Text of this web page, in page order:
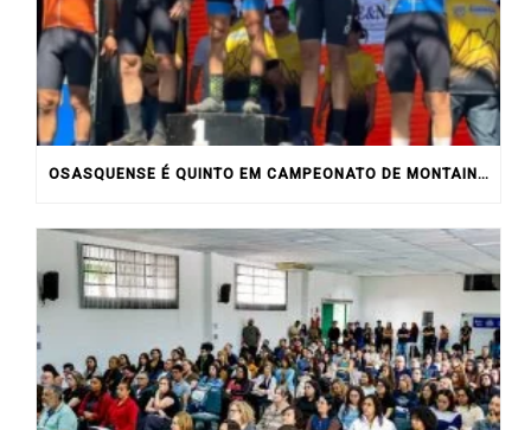
OSASQUENSE É QUINTO EM CAMPEONATO DE MONTAIN BIKE NO INTERIOR DO ESTADO